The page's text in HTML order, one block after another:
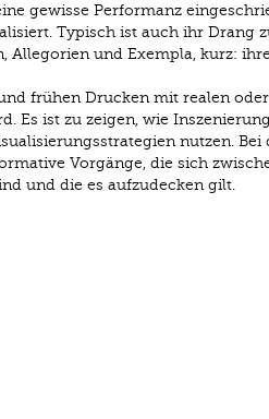
gewisse Performanz
Typisch ist auch ihr Drang
Allegorien und Exempla, kurz: ihre
frühen Drucken mit realen oder
Es ist zu zeigen, wie
nutzen. Bei
Vorgänge, die sich
und die es aufzudecken gilt.